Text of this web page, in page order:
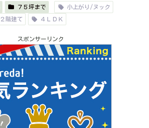
７５坪まで 小上がり/ヌック
２階建て ４ＬＤＫ
スポンサーリンク